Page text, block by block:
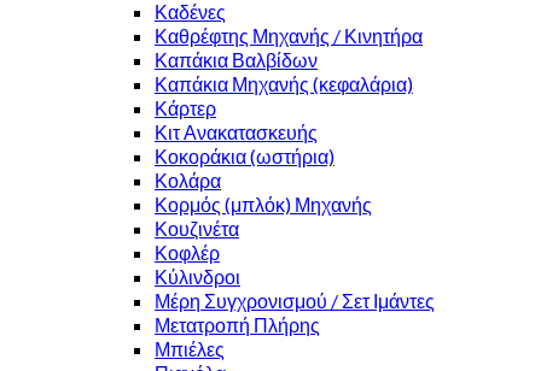
Καδένες
Καθρέφτης Μηχανής / Κινητήρα
Καπάκια Βαλβίδων
Καπάκια Μηχανής (κεφαλάρια)
Κάρτερ
Κιτ Ανακατασκευής
Κοκοράκια (ωστήρια)
Κολάρα
Κορμός (μπλόκ) Μηχανής
Κουζινέτα
Κοφλέρ
Κύλινδροι
Μέρη Συγχρονισμού / Σετ Ιμάντες
Μετατροπή Πλήρης
Μπιέλες